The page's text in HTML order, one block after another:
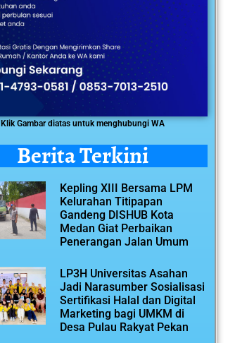
Klik Gambar diatas untuk menghubungi WA
Berita Terkini
Kepling XIII Bersama LPM
Kelurahan Titipapan
Gandeng DISHUB Kota
Medan Giat Perbaikan
Penerangan Jalan Umum
LP3H Universitas Asahan
Jadi Narasumber Sosialisasi
Sertifikasi Halal dan Digital
Marketing bagi UMKM di
Desa Pulau Rakyat Pekan